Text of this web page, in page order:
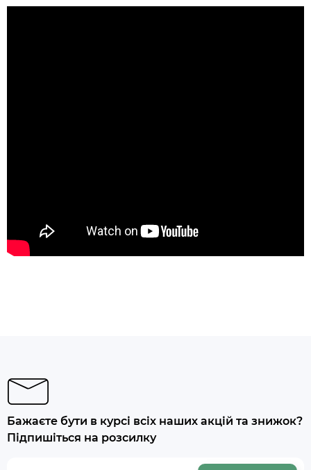
Бажаєте бути в курсі всіх наших акцій та знижок?
Підпишіться на розсилку